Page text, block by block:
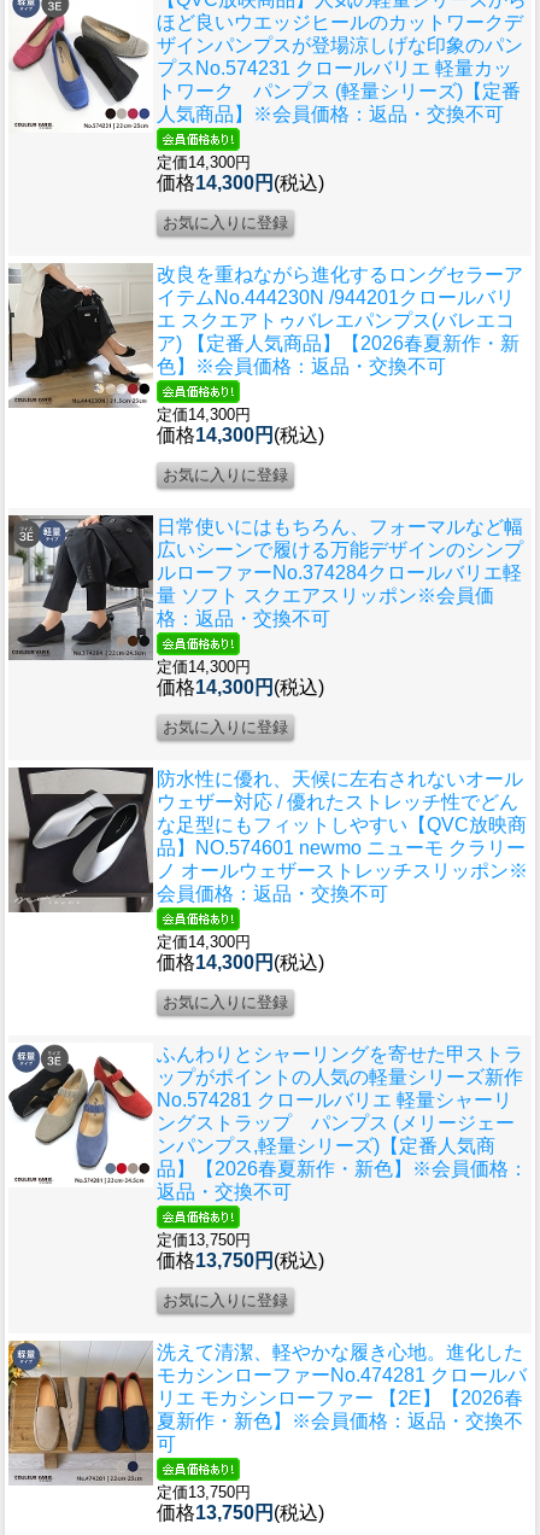
ほど良いウエッジヒールのカットワークデ
ザインパンプスが登場涼しげな印象のパン
プス No.574231 クロールバリエ 軽量カッ
トワーク パンプス (軽量シリーズ)【定番
人気商品】※会員価格：返品・交換不可
定価14,300円
価格14,300円 (税込)
改良を重ねながら進化するロングセラーア
イテム No.444230N /944201クロールバリ
エ スクエアトゥバレエパンプス(バレエコ
ア) 【定番人気商品】【2026春夏新作・新
色】※会員価格：返品・交換不可
定価14,300円
価格14,300円 (税込)
日常使いにはもちろん、フォーマルなど幅
広いシーンで履ける万能デザインのシンプ
ルローファーNo.374284クロールバリエ軽
量 ソフト スクエアスリッポン※会員価
格：返品・交換不可
定価14,300円
価格14,300円 (税込)
防水性に優れ、天候に左右されないオール
ウェザー対応 / 優れたストレッチ性でどん
な足型にもフィットしやすい 【QVC放映商
品】NO.574601 newmo ニューモ クラリー
ノ オールウェザーストレッチスリッポン※
会員価格：返品・交換不可
定価14,300円
価格14,300円 (税込)
ふんわりとシャーリングを寄せた甲ストラ
ップがポイントの人気の軽量シリーズ新作
No.574281 クロールバリエ 軽量シャーリ
ングストラップ パンプス (メリージェー
ンパンプス,軽量シリーズ)【定番人気商
品】【2026春夏新作・新色】※会員価格：
返品・交換不可
定価13,750円
価格13,750円 (税込)
洗えて清潔、軽やかな履き心地。進化した
モカシンローファーNo.474281 クロールバ
リエ モカシンローファー 【2E】【2026春
夏新作・新色】※会員価格：返品・交換不
可
定価13,750円
価格13,750円 (税込)